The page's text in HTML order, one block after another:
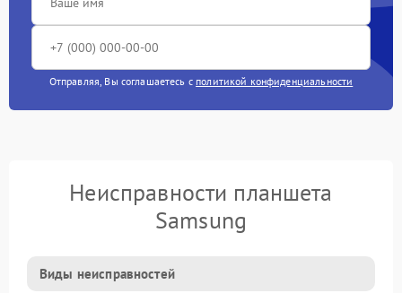
Отправляя, Вы соглашаетесь с политикой конфиденциальности
Неисправности планшета
Samsung
Виды неисправностей